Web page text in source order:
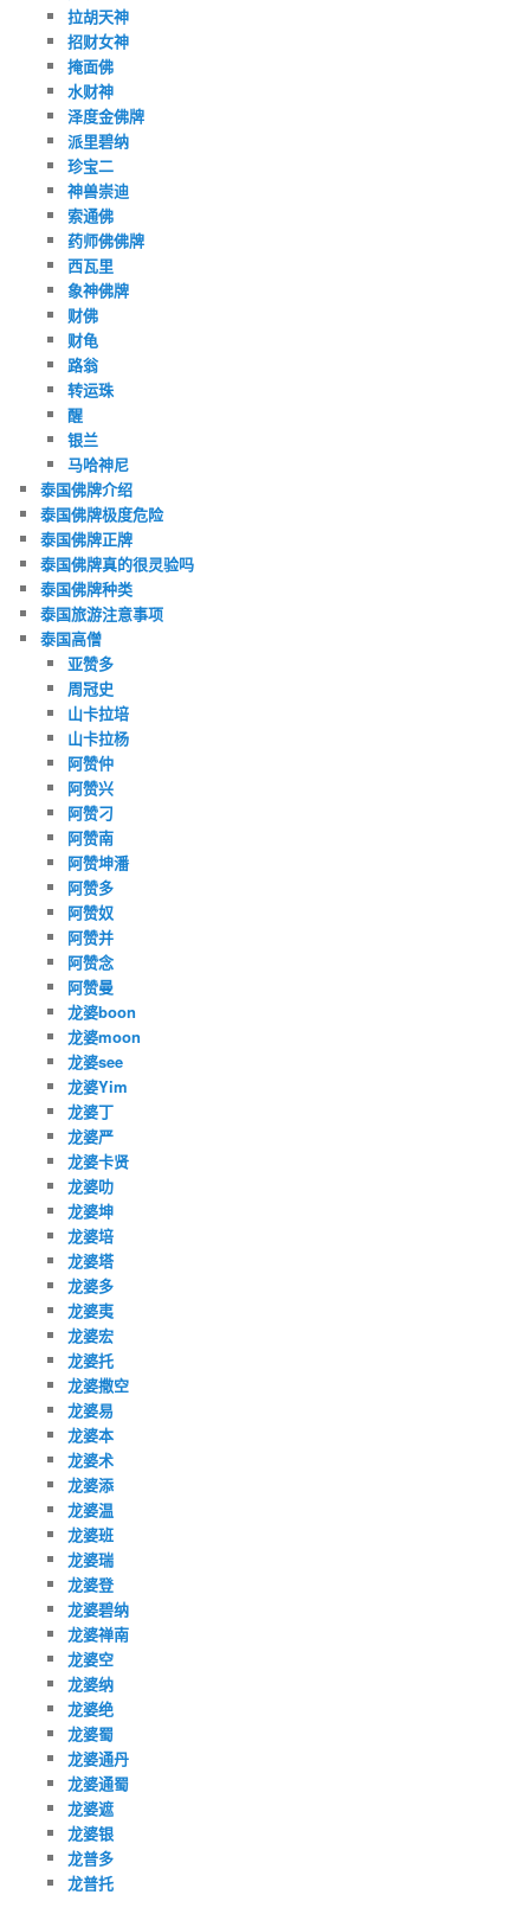
拉胡天神
招财女神
掩面佛
水财神
泽度金佛牌
派里碧纳
珍宝二
神兽崇迪
索通佛
药师佛佛牌
西瓦里
象神佛牌
财佛
财龟
路翁
转运珠
醒
银兰
马哈神尼
泰国佛牌介绍
泰国佛牌极度危险
泰国佛牌正牌
泰国佛牌真的很灵验吗
泰国佛牌种类
泰国旅游注意事项
泰国高僧
亚赞多
周冠史
山卡拉培
山卡拉杨
阿赞仲
阿赞兴
阿赞刁
阿赞南
阿赞坤潘
阿赞多
阿赞奴
阿赞并
阿赞念
阿赞曼
龙婆boon
龙婆moon
龙婆see
龙婆Yim
龙婆丁
龙婆严
龙婆卡贤
龙婆叻
龙婆坤
龙婆培
龙婆塔
龙婆多
龙婆夷
龙婆宏
龙婆托
龙婆撒空
龙婆易
龙婆本
龙婆术
龙婆添
龙婆温
龙婆班
龙婆瑞
龙婆登
龙婆碧纳
龙婆禅南
龙婆空
龙婆纳
龙婆绝
龙婆蜀
龙婆通丹
龙婆通蜀
龙婆遮
龙婆银
龙普多
龙普托